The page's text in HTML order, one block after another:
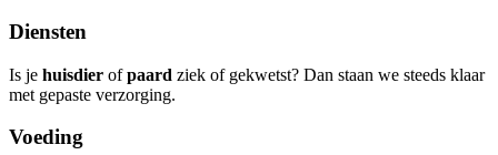
Diensten
Is je huisdier ofpaard ziek of gekwetst? Dan staan we steeds klaar
met gepaste verzorging.
Voeding